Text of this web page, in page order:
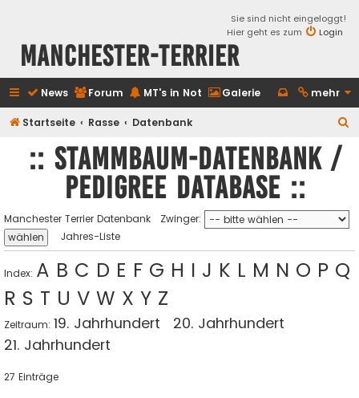
Sie sind nicht eingeloggt!
Hier geht es zum
Login
Manchester-Terrier
News Forum MT's in Not Galerie mehr
Startseite Rasse Datenbank
:: Stammbaum-Datenbank /
Pedigree database ::
Manchester Terrier Datenbank Zwinger:
Jahres-Liste
Index: A B C D E F G H I J K L M N O P Q
R S T U V W X Y Z
Zeitraum: 19. Jahrhundert
20. Jahrhundert
21. Jahrhundert
27 Einträge